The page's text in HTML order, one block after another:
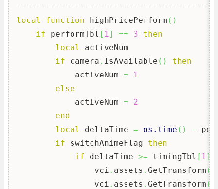
local
function highPricePerform ( )
if performTbl [ 1] == 3
then
local
activeNum
if camera . IsAvailable ( )
then
            activeNum
=
1
else
            activeNum
=
2
end
local
deltaTime = os.time ( ) -
if switchAnimeFlag then
if deltaTime >= timingTbl [ 1]
                vci
. assets . GetTransform (
                vci
. assets . GetTransform (